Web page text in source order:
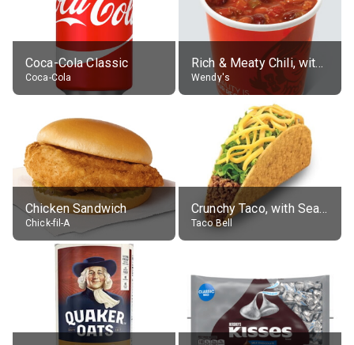
Coca-Cola Classic
Coca-Cola
Rich & Meaty Chili, without toppings, large
Wendy's
Chicken Sandwich
Chick-fil-A
Crunchy Taco, with Seasoned Beef
Taco Bell